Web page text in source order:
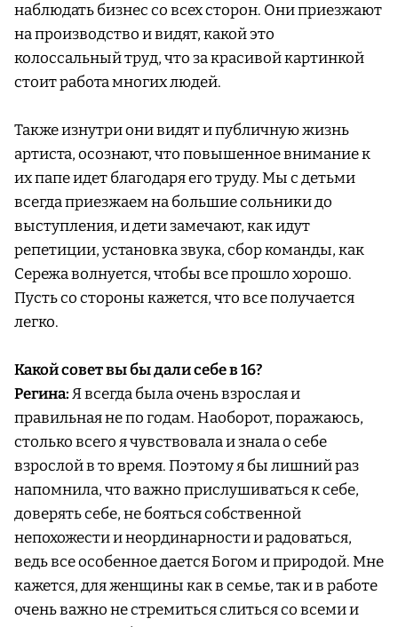
наблюдать бизнес со всех сторон. Они приезжают
на производство и видят, какой это
колоссальный труд, что за красивой картинкой
стоит работа многих людей.
Также изнутри они видят и публичную жизнь
артиста, осознают, что повышенное внимание к
их папе идет благодаря его труду. Мы с детьми
всегда приезжаем на большие сольники до
выступления, и дети замечают, как идут
репетиции, установка звука, сбор команды, как
Сережа волнуется, чтобы все прошло хорошо.
Пусть со стороны кажется, что все получается
легко.
Какой совет вы бы дали себе в 16?
Регина:Я всегда была очень взрослая и
правильная не по годам. Наоборот, поражаюсь,
столько всего я чувствовала и знала о себе
взрослой в то время. Поэтому я бы лишний раз
напомнила, что важно прислушиваться к себе,
доверять себе, не бояться собственной
непохожести и неординарности и радоваться,
ведь все особенное дается Богом и природой. Мне
кажется, для женщины как в семье, так и в работе
очень важно не стремиться слиться со всеми и